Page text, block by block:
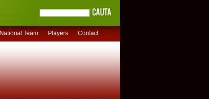
National Team Players Contact